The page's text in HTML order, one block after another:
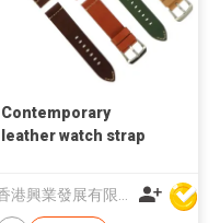
Contemporary
leather watch strap
香港興業發展有限公司